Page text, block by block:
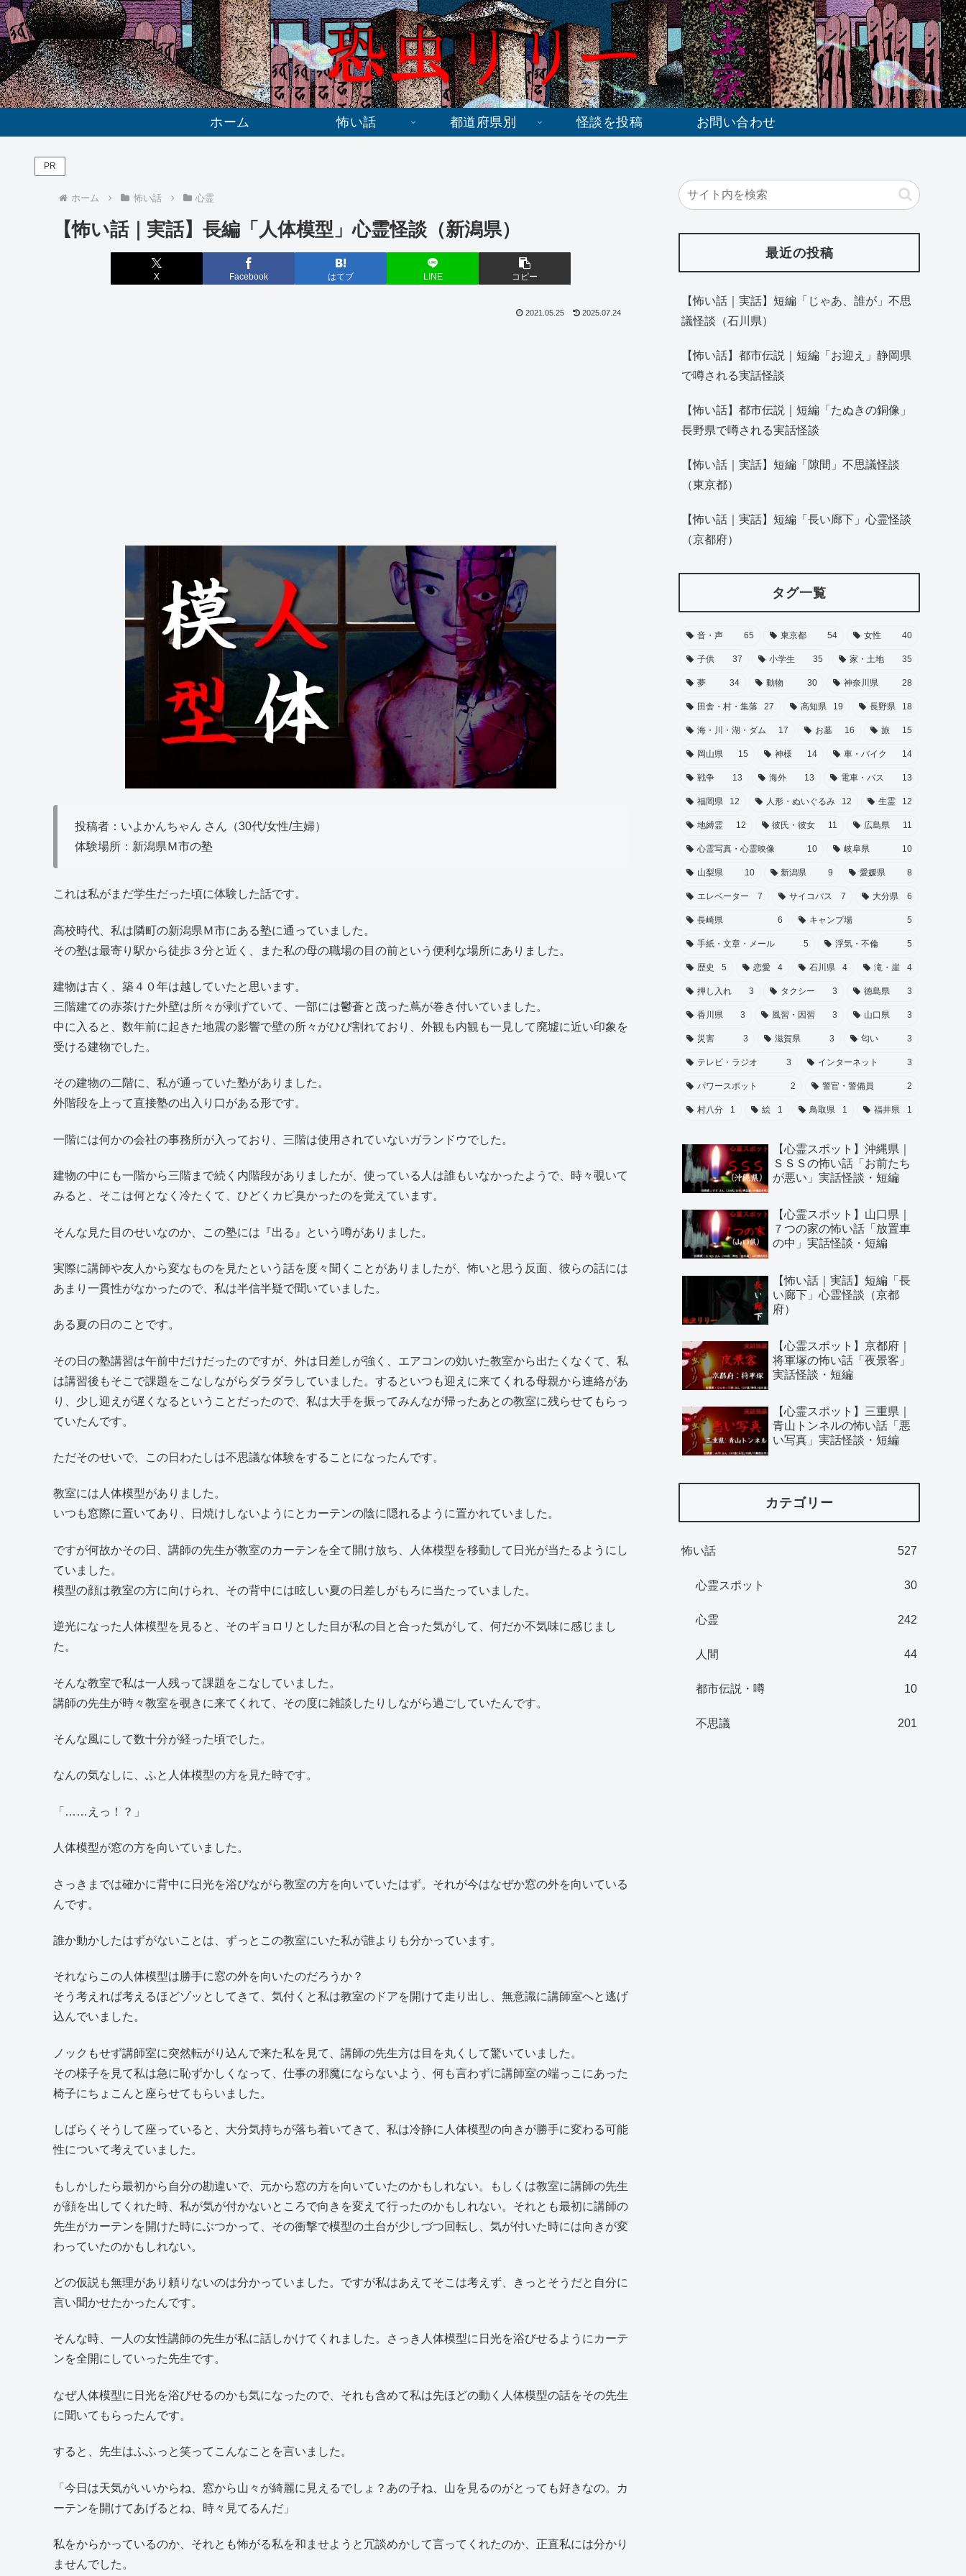
ホーム 怖い話 都道府県別 怪談を投稿 お問い合わせ
PR
ホーム 怖い話 心霊
【怖い話｜実話】長編「人体模型」心霊怪談（新潟県）
X Facebook はてブ LINE コピー
2021.05.25 2025.07.24
投稿者：いよかんちゃん さん（30代/女性/主婦）
体験場所：新潟県Ｍ市の塾
これは私がまだ学生だった頃に体験した話です。
高校時代、私は隣町の新潟県Ｍ市にある塾に通っていました。
その塾は最寄り駅から徒歩３分と近く、また私の母の職場の目の前という便利な場所にありました。
建物は古く、築４０年は越していたと思います。
三階建ての赤茶けた外壁は所々が剥げていて、一部には鬱蒼と茂った蔦が巻き付いていました。
中に入ると、数年前に起きた地震の影響で壁の所々がひび割れており、外観も内観も一見して廃墟に近い印象を
受ける建物でした。
その建物の二階に、私が通っていた塾がありました。
外階段を上って直接塾の出入り口がある形です。
一階には何かの会社の事務所が入っており、三階は使用されていないガランドウでした。
建物の中にも一階から三階まで続く内階段がありましたが、使っている人は誰もいなかったようで、時々覗いて
みると、そこは何となく冷たくて、ひどくカビ臭かったのを覚えています。
そんな見た目のせいなのか、この塾には『出る』という噂がありました。
実際に講師や友人から変なものを見たという話を度々聞くことがありましたが、怖いと思う反面、彼らの話には
あまり一貫性がなかったので、私は半信半疑で聞いていました。
ある夏の日のことです。
その日の塾講習は午前中だけだったのですが、外は日差しが強く、エアコンの効いた教室から出たくなくて、私
は講習後もそこで課題をこなしながらダラダラしていました。するといつも迎えに来てくれる母親から連絡があ
り、少し迎えが遅くなるということだったので、私は大手を振ってみんなが帰ったあとの教室に残らせてもらっ
ていたんです。
ただそのせいで、この日わたしは不思議な体験をすることになったんです。
教室には人体模型がありました。
いつも窓際に置いてあり、日焼けしないようにとカーテンの陰に隠れるように置かれていました。
ですが何故かその日、講師の先生が教室のカーテンを全て開け放ち、人体模型を移動して日光が当たるようにし
ていました。
模型の顔は教室の方に向けられ、その背中には眩しい夏の日差しがもろに当たっていました。
逆光になった人体模型を見ると、そのギョロリとした目が私の目と合った気がして、何だか不気味に感じまし
た。
そんな教室で私は一人残って課題をこなしていました。
講師の先生が時々教室を覗きに来てくれて、その度に雑談したりしながら過ごしていたんです。
そんな風にして数十分が経った頃でした。
なんの気なしに、ふと人体模型の方を見た時です。
「……えっ！？」
人体模型が窓の方を向いていました。
さっきまでは確かに背中に日光を浴びながら教室の方を向いていたはず。それが今はなぜか窓の外を向いている
んです。
誰か動かしたはずがないことは、ずっとこの教室にいた私が誰よりも分かっています。
それならこの人体模型は勝手に窓の外を向いたのだろうか？
そう考えれば考えるほどゾッとしてきて、気付くと私は教室のドアを開けて走り出し、無意識に講師室へと逃げ
込んでいました。
ノックもせず講師室に突然転がり込んで来た私を見て、講師の先生方は目を丸くして驚いていました。
その様子を見て私は急に恥ずかしくなって、仕事の邪魔にならないよう、何も言わずに講師室の端っこにあった
椅子にちょこんと座らせてもらいました。
しばらくそうして座っていると、大分気持ちが落ち着いてきて、私は冷静に人体模型の向きが勝手に変わる可能
性について考えていました。
もしかしたら最初から自分の勘違いで、元から窓の方を向いていたのかもしれない。もしくは教室に講師の先生
が顔を出してくれた時、私が気が付かないところで向きを変えて行ったのかもしれない。それとも最初に講師の
先生がカーテンを開けた時にぶつかって、その衝撃で模型の土台が少しづつ回転し、気が付いた時には向きが変
わっていたのかもしれない。
どの仮説も無理があり頼りないのは分かっていました。ですが私はあえてそこは考えず、きっとそうだと自分に
言い聞かせたかったんです。
そんな時、一人の女性講師の先生が私に話しかけてくれました。さっき人体模型に日光を浴びせるようにカーテ
ンを全開にしていった先生です。
なぜ人体模型に日光を浴びせるのかも気になったので、それも含めて私は先ほどの動く人体模型の話をその先生
に聞いてもらったんです。
すると、先生はふふっと笑ってこんなことを言いました。
「今日は天気がいいからね、窓から山々が綺麗に見えるでしょ？あの子ね、山を見るのがとっても好きなの。カ
ーテンを開けてあげるとね、時々見てるんだ」
私をからかっているのか、それとも怖がる私を和ませようと冗談めかして言ってくれたのか、正直私には分かり
ませんでした。
最近の投稿
【怖い話｜実話】短編「じゃあ、誰が」不思
議怪談（石川県）
【怖い話】都市伝説｜短編「お迎え」静岡県
で噂される実話怪談
【怖い話】都市伝説｜短編「たぬきの銅像」
長野県で噂される実話怪談
【怖い話｜実話】短編「隙間」不思議怪談
（東京都）
【怖い話｜実話】短編「長い廊下」心霊怪談
（京都府）
タグ一覧
音・声 65 東京都 54 女性 40
子供 37 小学生 35 家・土地 35
夢 34 動物 30 神奈川県 28
田舎・村・集落 27 高知県 19 長野県 18
海・川・湖・ダム 17 お墓 16 旅 15
岡山県 15 神様 14 車・バイク 14
戦争 13 海外 13 電車・バス 13
福岡県 12 人形・ぬいぐるみ 12 生霊 12
地縛霊 12 彼氏・彼女 11 広島県 11
心霊写真・心霊映像 10 岐阜県 10
山梨県 10 新潟県 9 愛媛県 8
エレベーター 7 サイコパス 7 大分県 6
長崎県 6 キャンプ場 5
手紙・文章・メール 5 浮気・不倫 5
歴史 5 恋愛 4 石川県 4 滝・崖 4
押し入れ 3 タクシー 3 徳島県 3
香川県 3 風習・因習 3 山口県 3
災害 3 滋賀県 3 匂い 3
テレビ・ラジオ 3 インターネット 3
パワースポット 2 警官・警備員 2
村八分 1 絵 1 鳥取県 1 福井県 1
【心霊スポット】沖縄県｜
ＳＳＳの怖い話「お前たち
が悪い」実話怪談・短編
【心霊スポット】山口県｜
７つの家の怖い話「放置車
の中」実話怪談・短編
【怖い話｜実話】短編「長
い廊下」心霊怪談（京都
府）
【心霊スポット】京都府｜
将軍塚の怖い話「夜景客」
実話怪談・短編
【心霊スポット】三重県｜
青山トンネルの怖い話「悪
い写真」実話怪談・短編
カテゴリー
怖い話 527
心霊スポット 30
心霊 242
人間 44
都市伝説・噂 10
不思議 201